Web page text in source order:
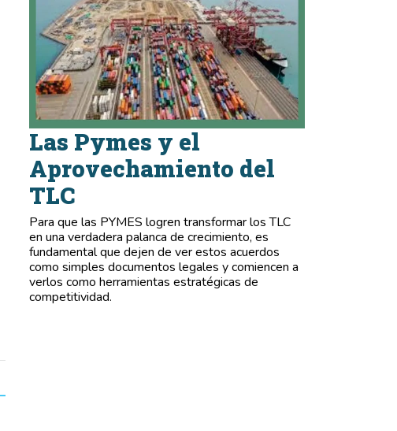
Las Pymes y el
Aprovechamiento del
TLC
Para que las PYMES logren transformar los TLC
en una verdadera palanca de crecimiento, es
fundamental que dejen de ver estos acuerdos
como simples documentos legales y comiencen a
verlos como herramientas estratégicas de
competitividad.